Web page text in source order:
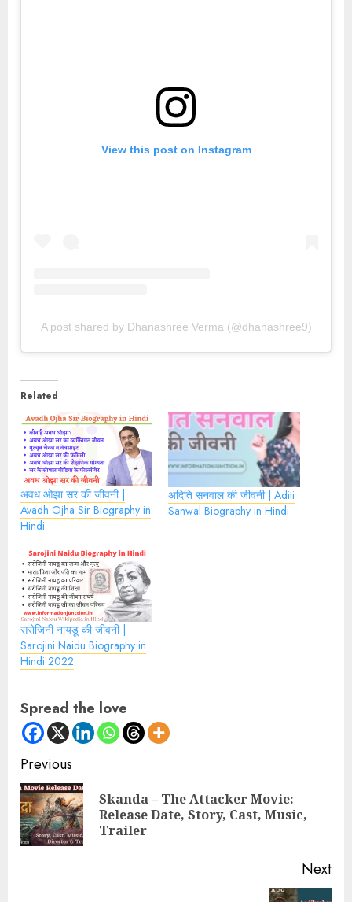
View this post on Instagram
A post shared by Dhanashree Verma (@dhanashree9)
Related
अवध ओझा सर की जीवनी |
Avadh Ojha Sir Biography in
Hindi
अदिति सनवाल की जीवनी | Aditi
Sanwal Biography in Hindi
सरोजिनी नायडू की जीवनी |
Sarojini Naidu Biography in
Hindi 2022
Spread the love
Continue
Reading
Previous
Skanda – The Attacker Movie:
Release Date, Story, Cast, Music,
Trailer
Next